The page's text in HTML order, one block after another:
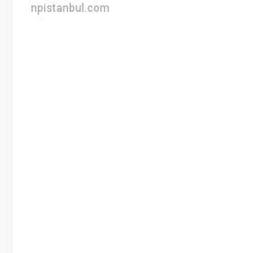
npistanbul.com